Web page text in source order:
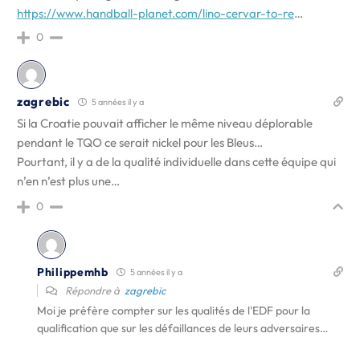
https://www.handball-planet.com/lino-cervar-to-re…
0
zagrebic 5 années il y a
Si la Croatie pouvait afficher le même niveau déplorable
pendant le TQO ce serait nickel pour les Bleus…
Pourtant, il y a de la qualité individuelle dans cette équipe qui
n’en n’est plus une…
0
Philippemhb 5 années il y a
Répondre à zagrebic
Moi je préfère compter sur les qualités de l'EDF pour la
qualification que sur les défaillances de leurs adversaires…